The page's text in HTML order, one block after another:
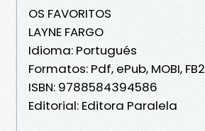
OS FAVORITOS
LAYNE FARGO
Idioma: Portugués
Formatos: Pdf, ePub, MOBI, FB2
ISBN: 9788584394586
Editorial: Editora Paralela